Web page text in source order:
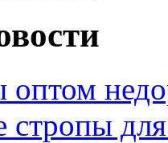
оптом
стропы